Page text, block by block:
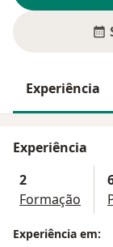
Experiência
Experiência
2
Formação
Experiência em: